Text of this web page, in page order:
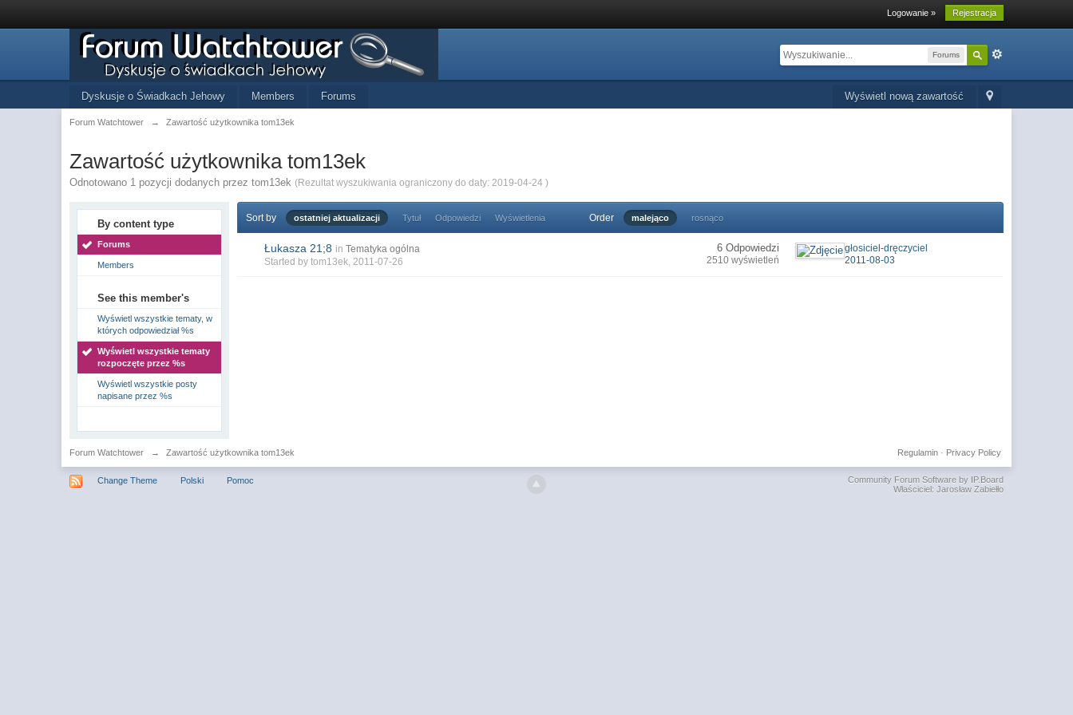
Logowanie » Rejestracja
Forums
Wyświetl nową zawartość
Dyskusje o Świadkach Jehowy Members Forums
Forum Watchtower → Zawartość użytkownika tom13ek
Zawartość użytkownika tom13ek
Odnotowano 1 pozycji dodanych przez tom13ek (Rezultat wyszukiwania ograniczony do daty: 2019-04-24 )
By content type
Forums
Members
See this member's
Wyświetl wszystkie tematy, w
których odpowiedział %s
Wyświetl wszystkie tematy
rozpoczęte przez %s
Wyświetl wszystkie posty
napisane przez %s
Sort by ostatniej aktualizacji Tytuł Odpowiedzi Wyświetlenia Order malejąco rosnąco
Łukasza 21;8 in Tematyka ogólna
Started bytom13ek, 2011-07-26
6 Odpowiedzi
2510 wyświetleń
głosiciel-dręczyciel
2011-08-03
Forum Watchtower → Zawartość użytkownika tom13ek Privacy Policy
Regulamin·
Change Theme Polski Pomoc
Community Forum Software by IP.Board
Właściciel: Jarosław Zabiełło